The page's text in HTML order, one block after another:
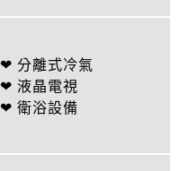
❤ 分離式冷氣
❤ 液晶電視
❤ 衛浴設備